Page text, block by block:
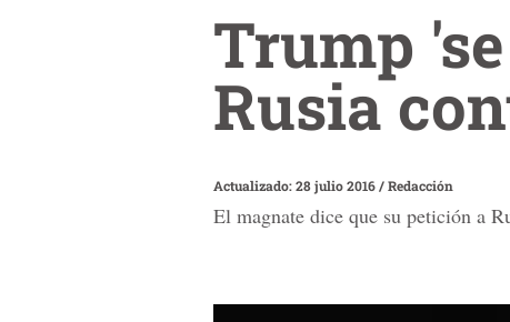
Trump
Rusia
Actualizado: 28 julio 2016/Redacción
El magnate dice que su petición a